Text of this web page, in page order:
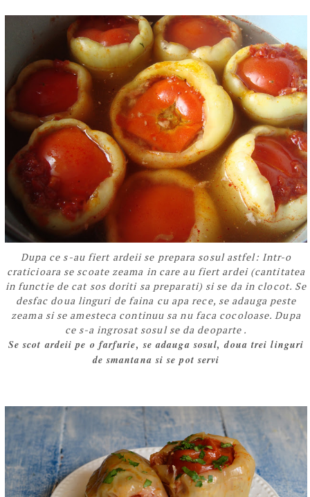
Dupa ce s-au fiert ardeii se prepara sosul astfel: Intr-o
craticioara se scoate zeama in care au fiert ardei (cantitatea
in functie de cat sos doriti sa preparati) si se da in clocot. Se
desfac doua linguri de faina cu apa rece, se adauga peste
zeama si se amesteca continuu sa nu faca cocoloase. Dupa
ce s-a ingrosat sosul se da deoparte .
Se scot ardeii pe o farfurie, se adauga sosul, doua trei linguri
de smantana si se pot servi